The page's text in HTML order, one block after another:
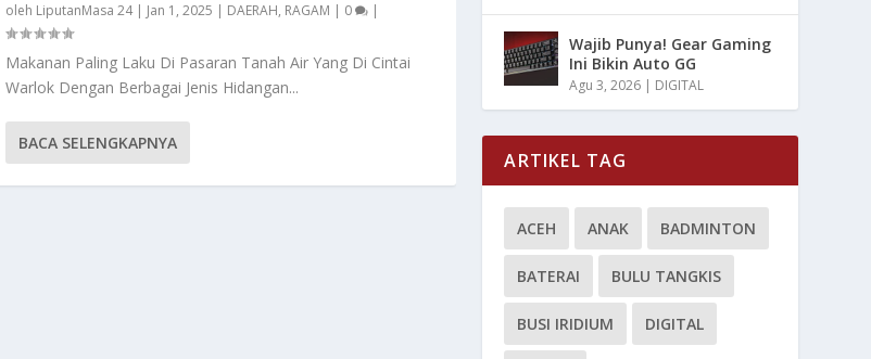
oleh LiputanMasa 24| Jan 1, 2025 | DAERAH, RAGAM | 0 |
Makanan Paling Laku Di Pasaran Tanah Air Yang Di Cintai
Warlok Dengan Berbagai Jenis Hidangan...
BACA SELENGKAPNYA
Wajib Punya! Gear Gaming
Ini Bikin Auto GG
Agu 3, 2026 | DIGITAL
ARTIKEL TAG
ACEH ANAK BADMINTON
BATERAI BULU TANGKIS
BUSI IRIDIUM DIGITAL